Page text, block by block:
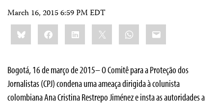
March 16, 2015 6:59 PM EDT
Share
this:BlueskyFacebookLinkedIn WhatsApp
Email
Bogotá, 16 de março de 2015– O Comitê para a Proteção dos
Jornalistas (CPJ) condena uma ameaça dirigida à colunista
colombiana Ana Cristina Restrepo Jiménez e insta as autoridades a